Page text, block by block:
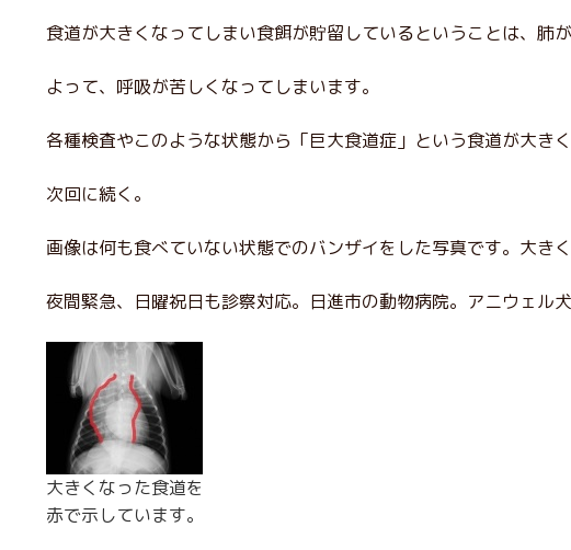
食道が大きくなってしまい食餌が貯留しているということは、肺
よって、呼吸が苦しくなってしまいます。
各種検査やこのような状態から「巨大食道症」という食道が大き
次回に続く。
画像は何も食べていない状態でのバンザイをした写真です。大き
夜間緊急、日曜祝日も診察対応。日進市の動物病院。アニウェル
大きくなった食道を
赤で示しています。